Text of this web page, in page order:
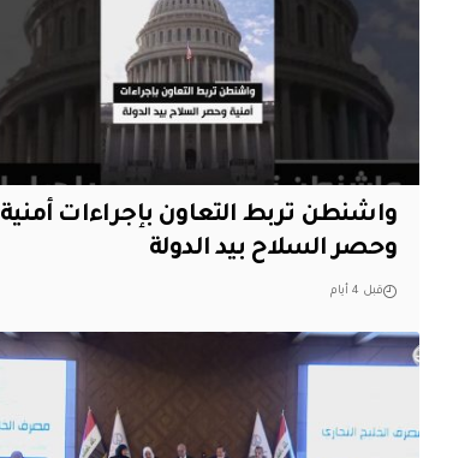
واشنطن تربط التعاون بإجراءات أمنية
وحصر السلاح بيد الدولة
قبل 4 أيام